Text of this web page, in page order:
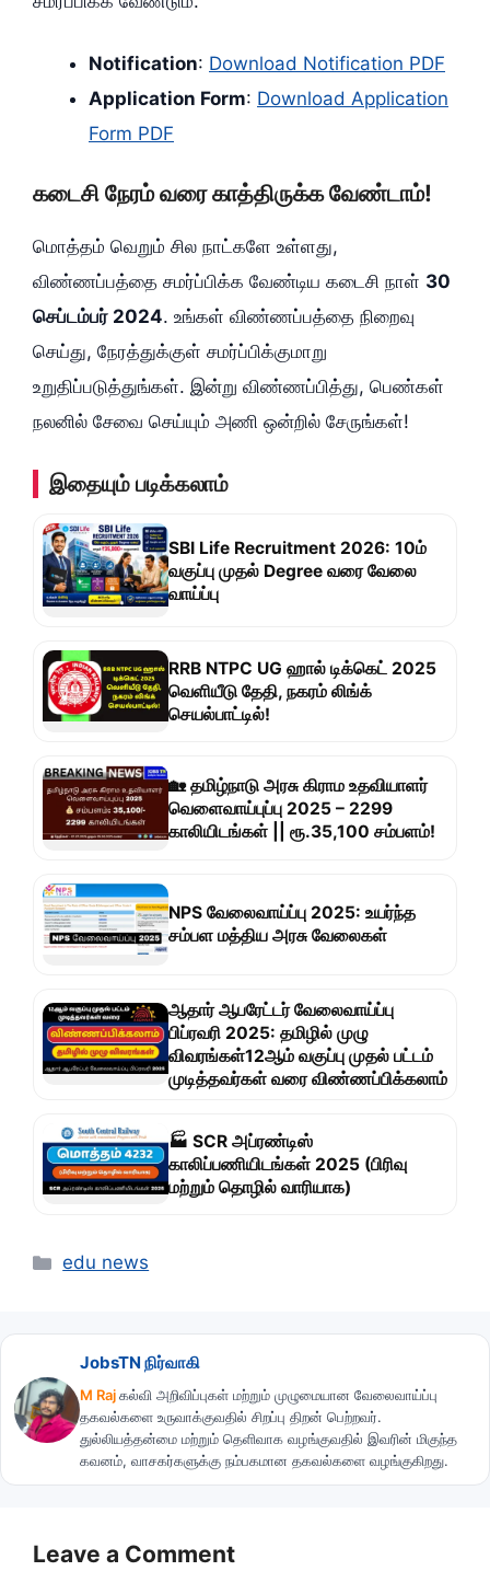
Notification: Download Notification PDF
Application Form: Download Application
Form PDF
கடைசி நேரம் வரை காத்திருக்க வேண்டாம்!
மொத்தம் வெறும் சில நாட்களே உள்ளது,
விண்ணப்பத்தை சமர்ப்பிக்க வேண்டிய கடைசி நாள் 30
செப்டம்பர் 2024. உங்கள் விண்ணப்பத்தை நிறைவு
செய்து, நேரத்துக்குள் சமர்ப்பிக்குமாறு
உறுதிப்படுத்துங்கள். இன்று விண்ணப்பித்து, பெண்கள்
நலனில் சேவை செய்யும் அணி ஒன்றில் சேருங்கள்!
இதையும் படிக்கலாம்
SBI Life Recruitment 2026: 10ம்
வகுப்பு முதல் Degree வரை வேலை
வாய்ப்பு
RRB NTPC UG ஹால் டிக்கெட் 2025
வெளியீடு தேதி, நகரம் லிங்க்
செயல்பாட்டில்!
🏡 தமிழ்நாடு அரசு கிராம உதவியாளர்
வெளைவாய்புப்பு 2025 – 2299
காலியிடங்கள் || ரூ.35,100 சம்பளம்!
NPS வேலைவாய்ப்பு 2025: உயர்ந்த
சம்பள மத்திய அரசு வேலைகள்
ஆதார் ஆபரேட்டர் வேலைவாய்ப்பு
பிப்ரவரி 2025: தமிழில் முழு
விவரங்கள்12ஆம் வகுப்பு முதல் பட்டம்
முடித்தவர்கள் வரை விண்ணப்பிக்கலாம்
🏭 SCR அப்ரண்டிஸ்
காலிப்பணியிடங்கள் 2025 (பிரிவு
மற்றும் தொழில் வாரியாக)
Categories
edu news
JobsTN நிர்வாகி
M Rajகல்வி அறிவிப்புகள் மற்றும் முழுமையான வேலைவாய்ப்பு
தகவல்களை உருவாக்குவதில் சிறப்பு திறன் பெற்றவர்.
துல்லியத்தன்மை மற்றும் தெளிவாக வழங்குவதில் இவரின் மிகுந்த
கவனம், வாசகர்களுக்கு நம்பகமான தகவல்களை வழங்குகிறது.
Leave a Comment